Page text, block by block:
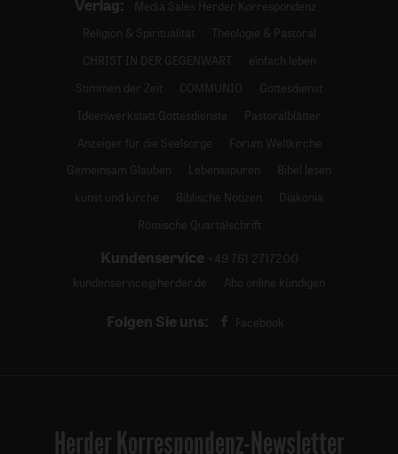
Verlag:
Media Sales Herder Korrespondenz
Religion & Spiritualität
Theologie & Pastoral
CHRIST IN DER GEGENWART
einfach leben
Stimmen der Zeit
COMMUNIO
Gottesdienst
Ideenwerkstatt Gottesdienste
Pastoralblätter
Anzeiger für die Seelsorge
Forum Weltkirche
Gemeinsam Glauben
Lebensspuren
Bibel lesen
kunst und kirche
Biblische Notizen
Diakonia
Römische Quartalschrift
Kundenservice +49 761 2717200
kundenservice@herder.de
Abo online kündigen
Folgen Sie uns: Facebook
Herder Korrespondenz-Newsletter